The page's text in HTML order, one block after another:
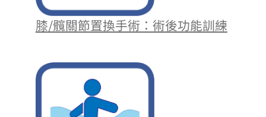
膝/髖關節置換手術：術後功能訓練